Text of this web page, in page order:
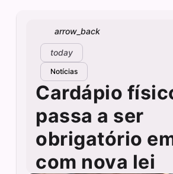
arrow_back
today
Notícias
Cardápio
passa a ser
obrigatório
com nova lei